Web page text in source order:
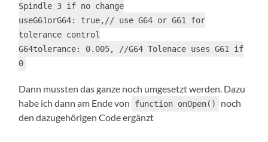
Spindle 3 if no change
useG61orG64: true,// use G64 or G61 for
tolerance control
G64tolerance: 0.005, //G64 Tolenace uses G61 if
0
Dann mussten das ganze noch umgesetzt werden. Dazu
habe ich dann am Ende von
function onOpen()
noch
den dazugehörigen Code ergänzt